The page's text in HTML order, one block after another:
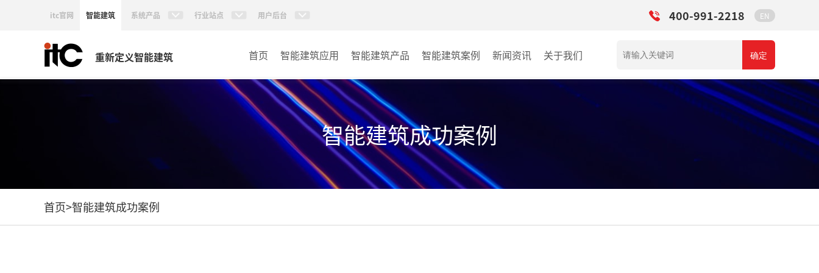
itc官网 智能建筑 系统产品 行业站点 用户后台 400-991-2218 EN
重新定义智能建筑 首页 智能建筑应用 智能建筑产品
智能建筑系列
智能建筑案例
政府单位
学校
其它
新闻资讯 关于我们 确定
智能建筑成功案例
首页>智能建筑成功案例